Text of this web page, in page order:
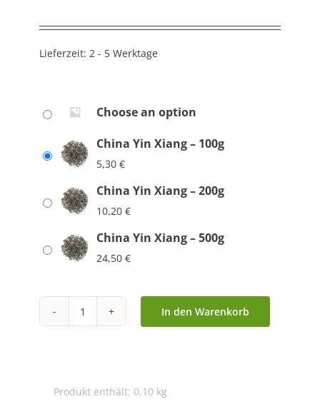
Lieferzeit: 2 - 5 Werktage
Choose an option
China Yin Xiang – 100g
5,30 €
China Yin Xiang – 200g
10,20 €
China Yin Xiang – 500g
24,50 €
China
In den Warenkorb
Produkt enthält: 0,10 kg